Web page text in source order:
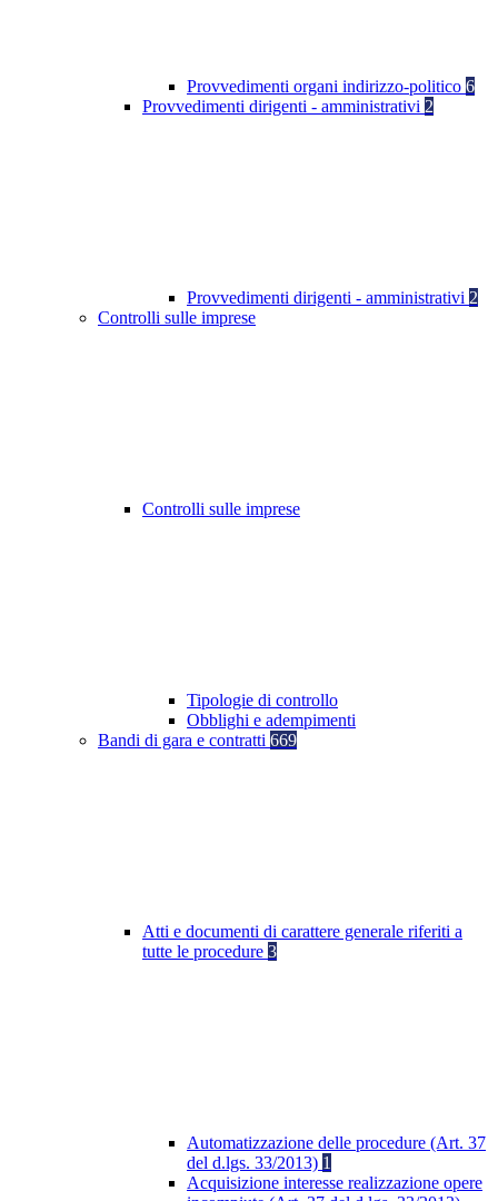
Provvedimenti organi indirizzo-politico 6
Provvedimenti dirigenti - amministrativi 2
Provvedimenti dirigenti - amministrativi 2
Controlli sulle imprese
Controlli sulle imprese
Tipologie di controllo
Obblighi e adempimenti
Bandi di gara e contratti 669
Atti e documenti di carattere generale riferiti a
tutte le procedure 3
Automatizzazione delle procedure (Art. 37
del d.lgs. 33/2013) 1
Acquisizione interesse realizzazione opere